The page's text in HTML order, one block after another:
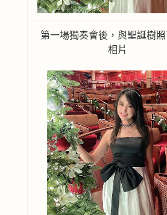
第一場獨奏會後，與聖誕樹
相片